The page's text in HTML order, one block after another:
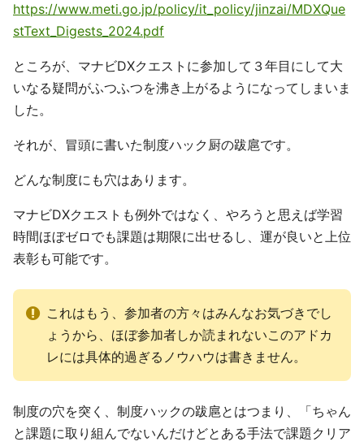
https://www.meti.go.jp/policy/it_policy/jinzai/MDXQue
stText_Digests_2024.pdf
ところが、マナビDXクエストに参加して３年目にして大
いなる疑問がふつふつを沸き上がるようになってしまいま
した。
それが、冒頭に書いた制度ハック厨の跋扈です。
どんな制度にも穴はあります。
マナビDXクエストも例外ではなく、やろうと思えば学習
時間ほぼゼロでも課題は期限に出せるし、運が良いと上位
表彰も可能です。
これはもう、参加者の方々はみんなお気づきでし
ょうから、ほぼ参加者しか読まれないこのアドカ
レには具体的過ぎるノウハウは書きません。
制度の穴を突く、制度ハックの跋扈とはつまり、「ちゃん
と課題に取り組んでないんだけどとある手法で課題クリア